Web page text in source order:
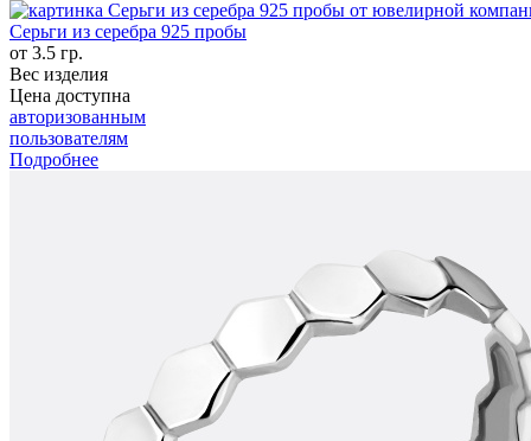
Серьги из серебра 925 пробы
от 3.5 гр.
Вес изделия
Цена доступна
авторизованным
пользователям
Подробнее